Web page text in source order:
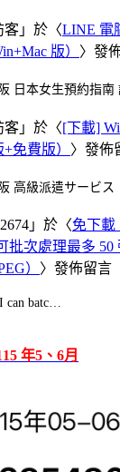
客 」於〈LINE 電
版） 〉發
日本女生預約指南
客 」於〈[下載]
免費版） 〉發佈
高級派遣サービス
」於〈免下載
批次處理最多 50
） 〉發佈留言
can batc…
年5、6月